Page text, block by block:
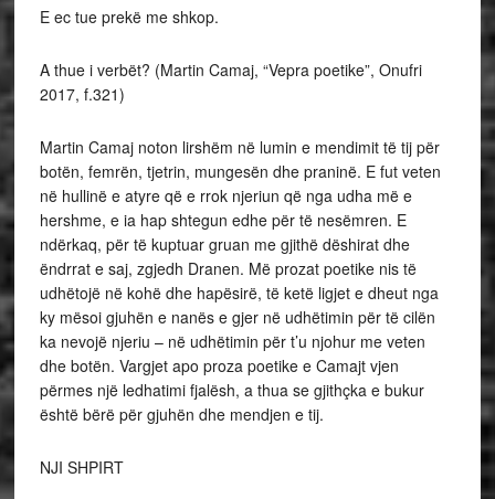
E ec tue prekë me shkop.
A thue i verbët? (Martin Camaj, “Vepra poetike”, Onufri
2017, f.321)
Martin Camaj noton lirshëm në lumin e mendimit të tij për
botën, femrën, tjetrin, mungesën dhe praninë. E fut veten
në hullinë e atyre që e rrok njeriun që nga udha më e
hershme, e ia hap shtegun edhe për të nesëmren. E
ndërkaq, për të kuptuar gruan me gjithë dëshirat dhe
ëndrrat e saj, zgjedh Dranen. Më prozat poetike nis të
udhëtojë në kohë dhe hapësirë, të ketë ligjet e dheut nga
ky mësoi gjuhën e nanës e gjer në udhëtimin për të cilën
ka nevojë njeriu – në udhëtimin për t’u njohur me veten
dhe botën. Vargjet apo proza poetike e Camajt vjen
përmes një ledhatimi fjalësh, a thua se gjithçka e bukur
është bërë për gjuhën dhe mendjen e tij.
NJI SHPIRT